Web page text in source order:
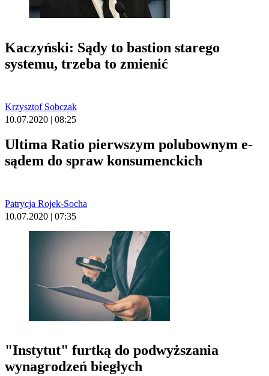
Kaczyński: Sądy to bastion starego
systemu, trzeba to zmienić
Krzysztof Sobczak
10.07.2020 | 08:25
Ultima Ratio pierwszym polubownym e-
sądem do spraw konsumenckich
Patrycja Rojek-Socha
10.07.2020 | 07:35
"Instytut" furtką do podwyższania
wynagrodzeń biegłych